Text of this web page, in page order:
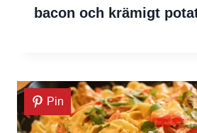
bacon och krämigt
Pin